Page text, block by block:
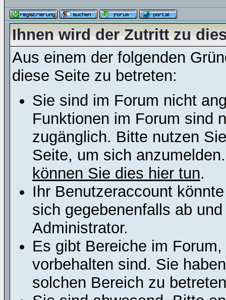
Ihnen wird der Zutritt zu
Aus einem der folgenden
diese Seite zu betreten:
Sie sind im Forum nicht
Funktionen im Forum sind
zugänglich. Bitte nutzen
Seite, um sich
können Sie dies hier tun.
Ihr Benutzeraccount
sich gegebenenfalls ab
Administrator.
Es gibt Bereiche im
vorbehalten sind. Sie
solchen Bereich zu